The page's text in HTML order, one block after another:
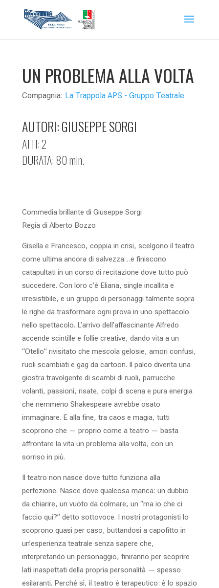
UN PROBLEMA ALLA VOLTA
Compagnia: La Trappola APS - Gruppo Teatrale
AUTORI:GIUSEPPE SORGI
ATTI: 2
DURATA: 80 min.
Commedia brillante di Giuseppe Sorgi
Regia di Alberto Bozzo
Gisella e Francesco, coppia in crisi, scelgono il teatro
come ultima ancora di salvezza…e finiscono
catapultati in un corso di recitazione dove tutto può
succedere. Con loro c’è Eliana, single incallita e
irresistibile, e un gruppo di personaggi talmente sopra
le righe da trasformare ogni prova in uno spettacolo
nello spettacolo. L’arrivo dell’affascinante Alfredo
accende scintille e follie creative, dando vita a un
“Otello” rivisitato che mescola gelosie, amori confusi,
ruoli scambiati e gag da cartoon. Il palco diventa una
giostra travolgente di scambi di ruoli, parrucche
volanti, passioni, risate, colpi di scena e pura energia
che nemmeno Shakespeare avrebbe osato
immaginare. E alla fine, tra caos e magia, tutti
scoprono che — proprio come a teatro — basta
affrontare la vita un problema alla volta, con un
sorriso in più.
Il teatro non nasce dove tutto funziona alla
perfezione. Nasce dove qualcosa manca: un dubbio
da chiarire, un vuoto da colmare, un “ma io che ci
faccio qui?” detto sottovoce. I nostri protagonisti lo
scoprono quasi per caso, buttandosi a capofitto in
un’esperienza teatrale senza sapere che,
interpretando un personaggio, finiranno per scoprire
lati inaspettati della propria personalità — spesso
esilaranti. Perché sì, il teatro è terapeutico: è lo spazio